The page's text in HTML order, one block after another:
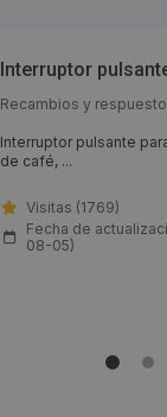
Interruptor
Recambios y
Interruptor pulsante
de café, ...
Visitas (1769)
Fecha de
08-05)